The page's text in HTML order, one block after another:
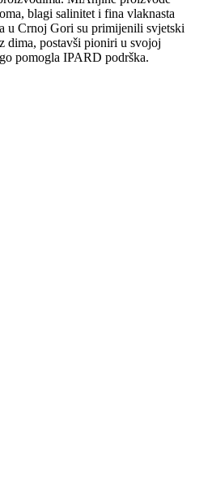
blagi salinitet i fina vlaknasta
u Crnoj Gori su primijenili svjetski
dima, postavši pioniri u svojoj
pomogla IPARD podrška.